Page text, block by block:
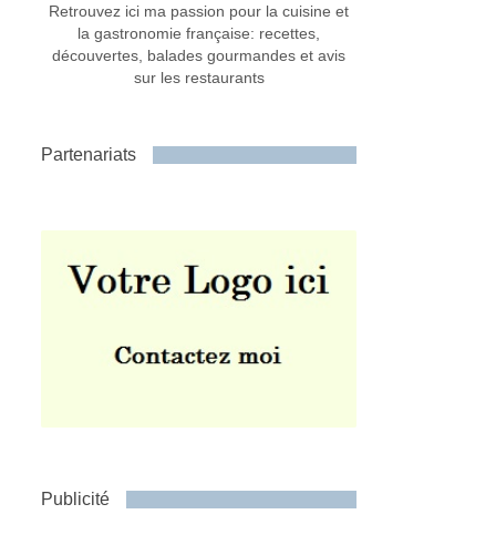
Retrouvez ici ma passion pour la cuisine et
la gastronomie française: recettes,
découvertes, balades gourmandes et avis
sur les restaurants
Partenariats
Publicité